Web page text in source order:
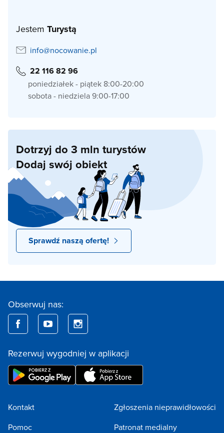
Jestem Turystą
info@nocowanie.pl
22 116 82 96
poniedziałek - piątek 8:00-20:00
sobota - niedziela 9:00-17:00
Dotrzyj do 3 mln turystów
Dodaj swój obiekt
Sprawdź naszą ofertę!
Obserwuj nas:
Rezerwuj wygodniej w aplikacji
Kontakt
Pomoc
Zgłoszenia nieprawidłowości
Patronat medialny